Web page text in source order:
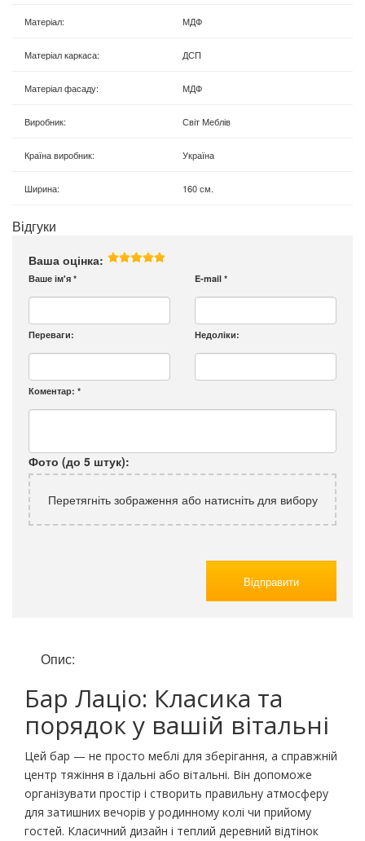
Матеріал: МДФ
Матеріал каркаса: ДСП
Матеріал фасаду: МДФ
Виробник: Світ Меблів
Країна виробник: Україна
Ширина: 160 см.
Відгуки
Ваша оцінка:
Ваше ім'я * E-mail *
Переваги: Недоліки:
Коментар: *
Фото (до 5 штук):
Перетягніть зображення або натисніть для вибору
Відправити
Опис:
Бар Лаціо: Класика та
порядок у вашій вітальні
Цей бар — не просто меблі для зберігання, а справжній
центр тяжіння в їдальні або вітальні. Він допоможе
організувати простір і створить правильну атмосферу
для затишних вечорів у родинному колі чи прийому
гостей. Класичний дизайн і теплий деревний відтінок